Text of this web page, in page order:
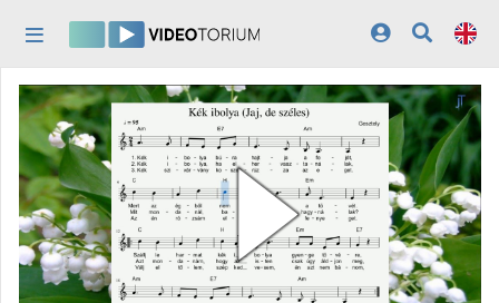
Home
Log In
Discovery
Categories
Playlists